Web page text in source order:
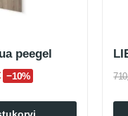
peegel
−10%